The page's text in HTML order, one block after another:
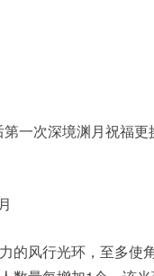
一次深境渊月祝福
的风行光环，至多使